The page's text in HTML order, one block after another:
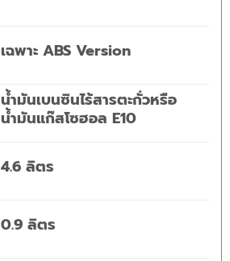
เฉพาะ ABS Version
น้ำมันเบนซินไร้สารตะกั่วหรือ
น้ำมันแก๊สโซฮอล E10
4.6 ลิตร
0.9 ลิตร